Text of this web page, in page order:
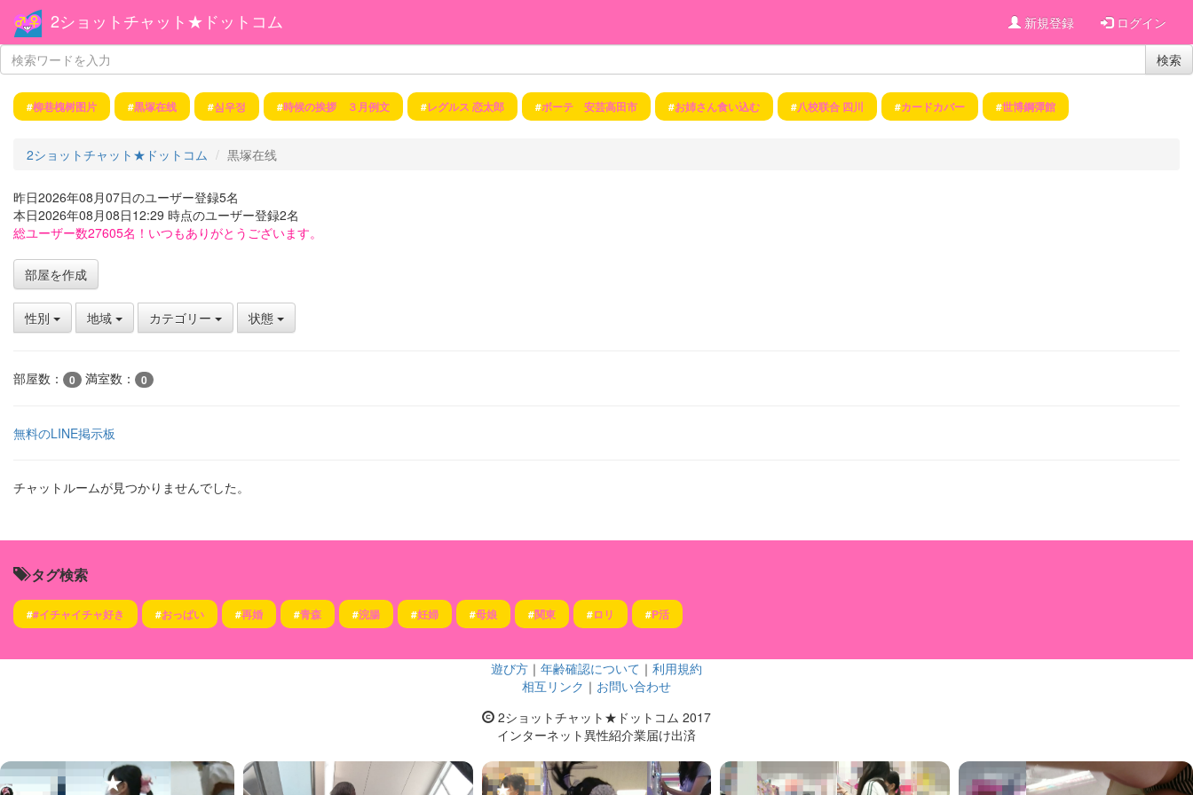
2ショットチャット★ドットコム 新規登録 ログイン
検索
#柳巷槐树图片 #黒塚在线 #심우정 #時候の挨拶 ３月例文 #レグルス 恋太郎 #ボーテ 安芸高田市 #お姉さん食い込む #八校联合 四川 #カードカバー #世博鋼彈館
2ショットチャット★ドットコム 黒塚在线
昨日2026年08月07日のユーザー登録5名
本日2026年08月08日12:29 時点のユーザー登録2名
総ユーザー数27605名！いつもありがとうございます。
部屋を作成
性別 地域 カテゴリー 状態
部屋数： 0 満室数： 0
無料のLINE掲示板
チャットルームが見つかりませんでした。
タグ検索
##イチャイチャ好き #おっぱい #再婚 #青森 #浣腸 #妊婦 #母娘 #関東 #ロリ #P活
遊び方 ｜ 年齢確認について ｜ 利用規約
相互リンク ｜ お問い合わせ
2ショットチャット★ドットコム 2017
インターネット異性紹介業届け出済